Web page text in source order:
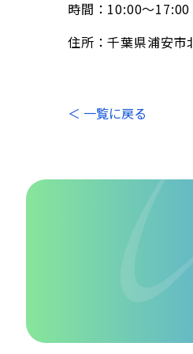
時間：10:00～17:00
住所：千葉県浦安
＜ 一覧に戻る